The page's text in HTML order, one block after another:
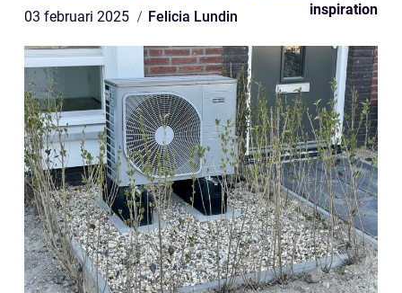
03 februari 2025 Felicia Lundin inspiration